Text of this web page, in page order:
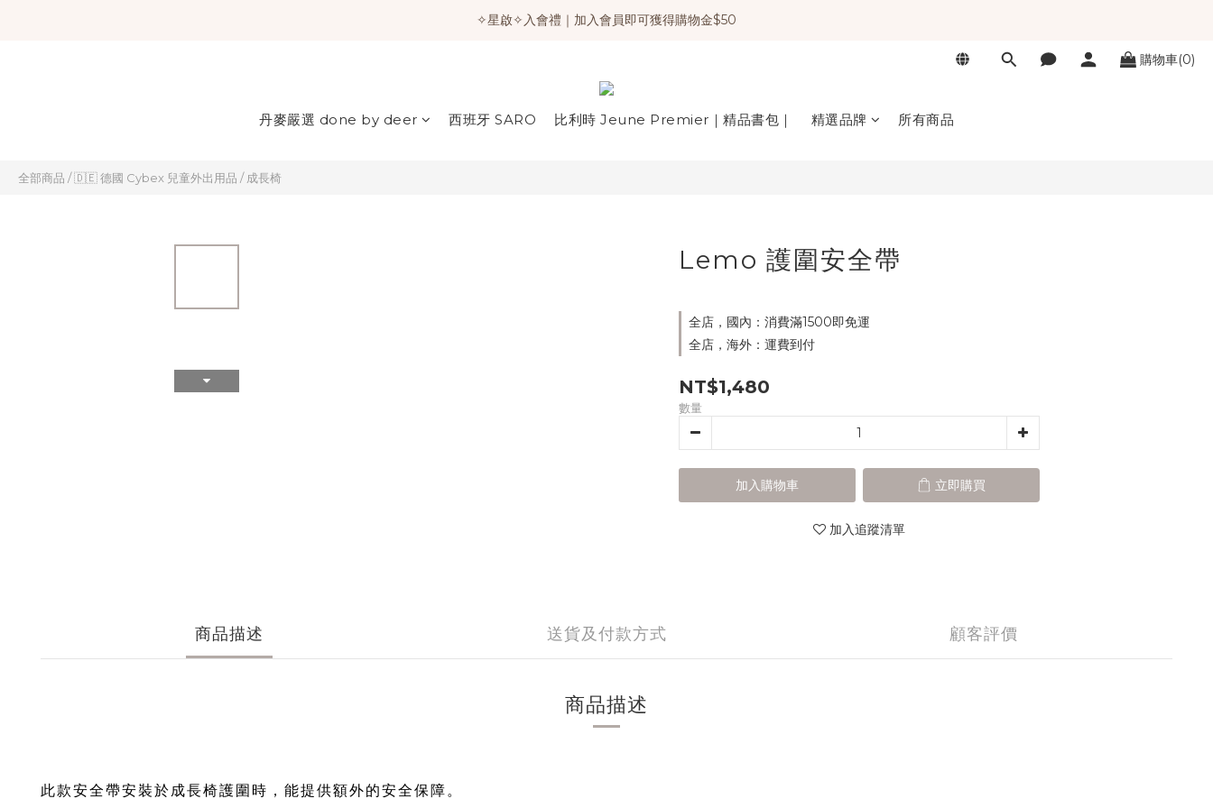
✧星啟✧入會禮｜加入會員即可獲得購物金$50
購物車(0)
丹麥嚴選 done by deer 西班牙 SARO 比利時 Jeune Premier｜精品書包｜ 精選品牌 所有商品
全部商品 /🇩🇪 德國 Cybex 兒童外出用品 /成長椅
Lemo 護圍安全帶
全店，國內：消費滿1500即免運
全店，海外：運費到付
NT$1,480
數量
加入購物車 立即購買
加入追蹤清單
商品描述 送貨及付款方式 顧客評價
商品描述
此款安全帶安裝於成長椅護圍時，能提供額外的安全保障。
立即購買